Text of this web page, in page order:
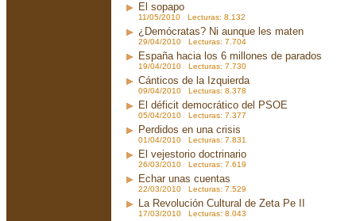
El sopapo
11/05/2010 Lecturas: 8.132
¿Demócratas? Ni aunque les maten
29/04/2010 Lecturas: 7.704
España hacia los 6 millones de parados
19/04/2010 Lecturas: 7.730
Cánticos de la Izquierda
09/04/2010 Lecturas: 8.378
El déficit democrático del PSOE
05/04/2010 Lecturas: 7.377
Perdidos en una crisis
01/04/2010 Lecturas: 7.831
El vejestorio doctrinario
26/03/2010 Lecturas: 7.619
Echar unas cuentas
22/03/2010 Lecturas: 7.529
La Revolución Cultural de Zeta Pe II
17/03/2010 Lecturas: 8.043